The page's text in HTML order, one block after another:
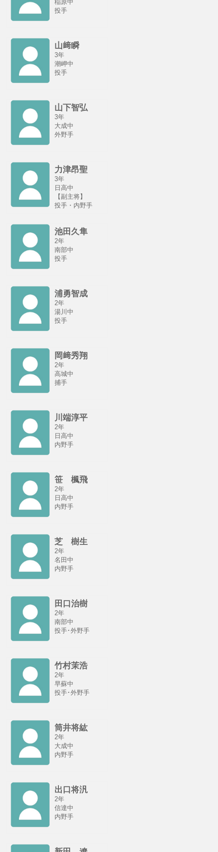
稲原中
投手
山﨑瞬
3年
潮岬中
投手
山下智弘
3年
大成中
外野手
力津昂聖
3年
日高中
【副主将】
投手・内野手
池田久隼
2年
南部中
投手
浦勇智成
2年
湯川中
投手
岡﨑秀翔
2年
高城中
捕手
川端淳平
2年
日高中
内野手
笹 楓飛
2年
日高中
内野手
芝 樹生
2年
名田中
内野手
田口治樹
2年
南部中
投手･外野手
竹村茉浩
2年
早蘇中
投手･外野手
筒井将紘
2年
大成中
内野手
出口将汎
2年
信達中
内野手